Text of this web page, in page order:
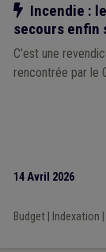
Notre action
Incendie :
secours enfin
C’est une
rencontrée par le
14 Avril 2026
Budget| Indexation